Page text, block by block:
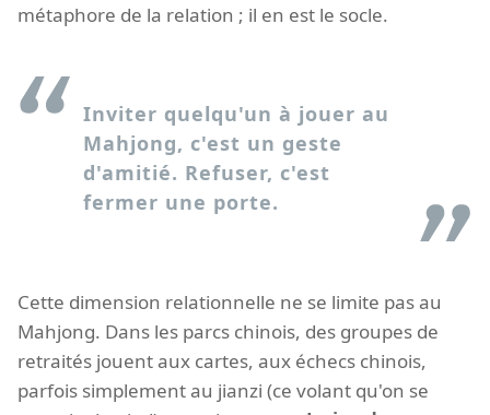
métaphore de la relation ; il en est le socle.
Inviter quelqu'un à jouer au
Mahjong, c'est un geste
d'amitié. Refuser, c'est
fermer une porte.
Cette dimension relationnelle ne se limite pas au
Mahjong. Dans les parcs chinois, des groupes de
retraités jouent aux cartes, aux échecs chinois,
parfois simplement au jianzi (ce volant qu'on se